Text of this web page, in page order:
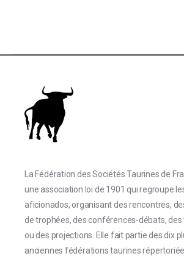
La Fédération des Sociétés Taurines de
une association loi de 1901 qui regroupe
aficionados, organisant des rencontres,
de trophées, des conférences-débats, des
ou des projections. Elle fait partie des dix
anciennes fédérations taurines